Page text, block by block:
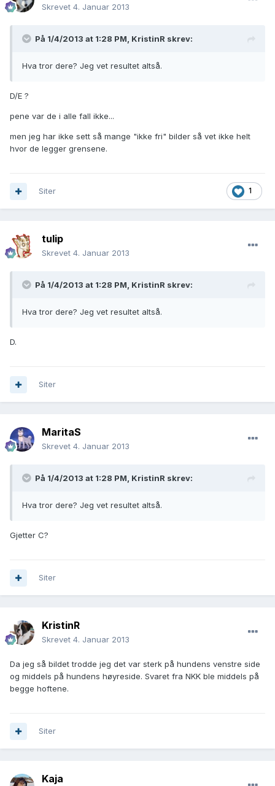
Skrevet 4. Januar 2013
På 1/4/2013 at 1:28 PM, KristinR skrev:
Hva tror dere? Jeg vet resultet altså.
D/E ?
pene var de i alle fall ikke...
men jeg har ikke sett så mange "ikke fri" bilder så vet ikke helt
hvor de legger grensene.
1
Siter
tulip
Skrevet 4. Januar 2013
På 1/4/2013 at 1:28 PM, KristinR skrev:
Hva tror dere? Jeg vet resultet altså.
D.
Siter
MaritaS
Skrevet 4. Januar 2013
På 1/4/2013 at 1:28 PM, KristinR skrev:
Hva tror dere? Jeg vet resultet altså.
Gjetter C?
Siter
KristinR
Skrevet 4. Januar 2013
Da jeg så bildet trodde jeg det var sterk på hundens venstre side
og middels på hundens høyreside. Svaret fra NKK ble middels på
begge hoftene.
Siter
Kaja